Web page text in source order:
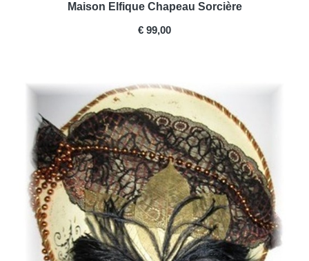
Maison Elfique Chapeau Sorcière
PRICE
€ 99,00